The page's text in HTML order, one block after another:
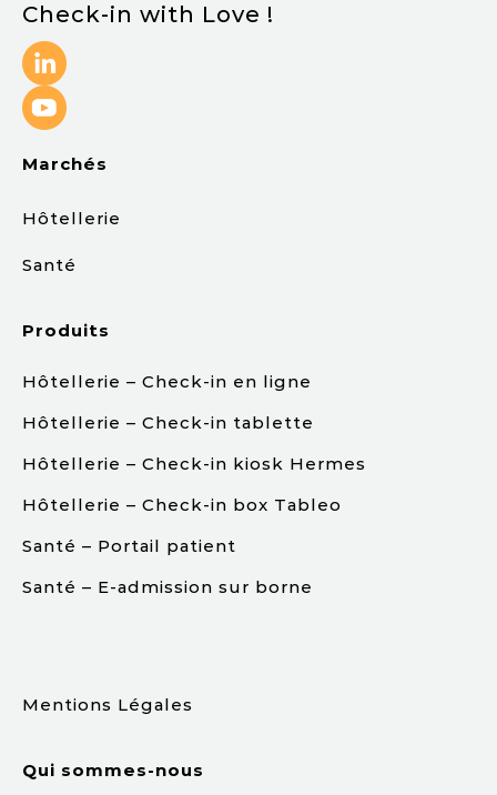
Check-in with Love !
Marchés
Hôtellerie
Santé
Produits
Hôtellerie – Check-in en ligne
Hôtellerie – Check-in tablette
Hôtellerie – Check-in kiosk Hermes
Hôtellerie – Check-in box Tableo
Santé – Portail patient
Santé – E-admission sur borne
Mentions Légales
Qui sommes-nous